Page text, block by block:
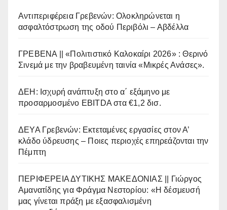
Αντιπεριφέρεια Γρεβενών: Ολοκληρώνεται η
ασφαλτόστρωση της οδού Περιβόλι – Αβδέλλα
ΓΡΕΒΕΝΑ || «Πολιτιστικό Καλοκαίρι 2026» : Θερινό
Σινεμά με την βραβευμένη ταινία «Μικρές Ανάσες».
ΔΕΗ: Ισχυρή ανάπτυξη στο α΄ εξάμηνο με
προσαρμοσμένο EBITDA στα €1,2 δισ.
ΔΕΥΑ Γρεβενών: Εκτεταμένες εργασίες στον Α’
κλάδο ύδρευσης – Ποιες περιοχές επηρεάζονται την
Πέμπτη
ΠΕΡΙΦΕΡΕΙΑ ΔΥΤΙΚΗΣ ΜΑΚΕΔΟΝΙΑΣ || Γιώργος
Αμανατίδης για Φράγμα Νεστορίου: «Η δέσμευσή
μας γίνεται πράξη με εξασφαλισμένη